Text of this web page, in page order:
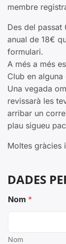
membre
Des del passat
anual de 18€
formulari.
A més a més
Club en
Una vegada
revissarà les
arribar un
plau sigueu
Moltes gràcies
DADES
Nom *
Nom